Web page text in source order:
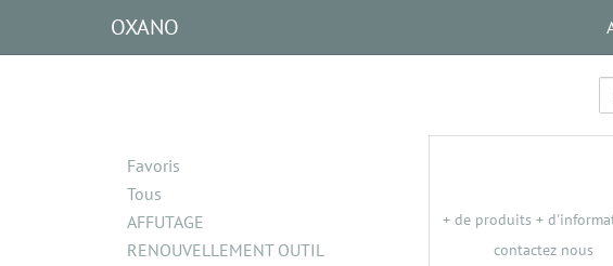
OXANO
Favoris
Tous
AFFUTAGE
RENOUVELLEMENT OUTIL
+ de produits +
contactez nous